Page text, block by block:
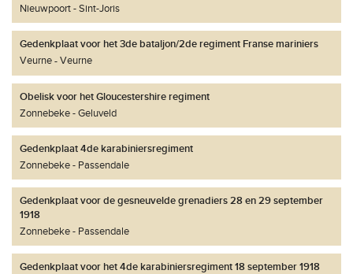
Nieuwpoort
Sint-Joris
Gedenkplaat voor het 3de bataljon/2de regiment Franse mariniers
Veurne
Veurne
Obelisk voor het Gloucestershire regiment
Zonnebeke
Geluveld
Gedenkplaat 4de karabiniersregiment
Zonnebeke
Passendale
Gedenkplaat voor de gesneuvelde grenadiers 28 en 29 september
1918
Zonnebeke
Passendale
Gedenkplaat voor het 4de karabiniersregiment 18 september 1918